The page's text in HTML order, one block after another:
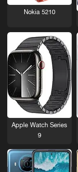
Nokia 5210
Apple Watch Series
9